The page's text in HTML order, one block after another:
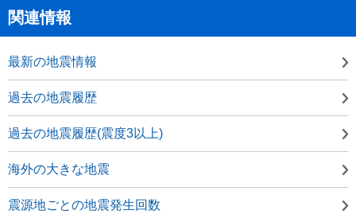
関連情報
最新の地震情報
過去の地震履歴
過去の地震履歴(震度3以上)
海外の大きな地震
震源地ごとの地震発生回数